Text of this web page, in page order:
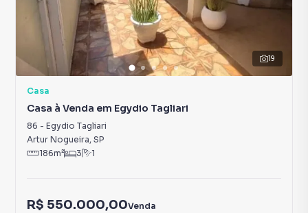
19
Casa
Casa à Venda em Egydio Tagliari
86 - Egydio Tagliari
Artur Nogueira, SP
186m² 3 1
R$ 550.000,00Venda